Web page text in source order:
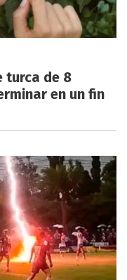
turca de 8
en un fin